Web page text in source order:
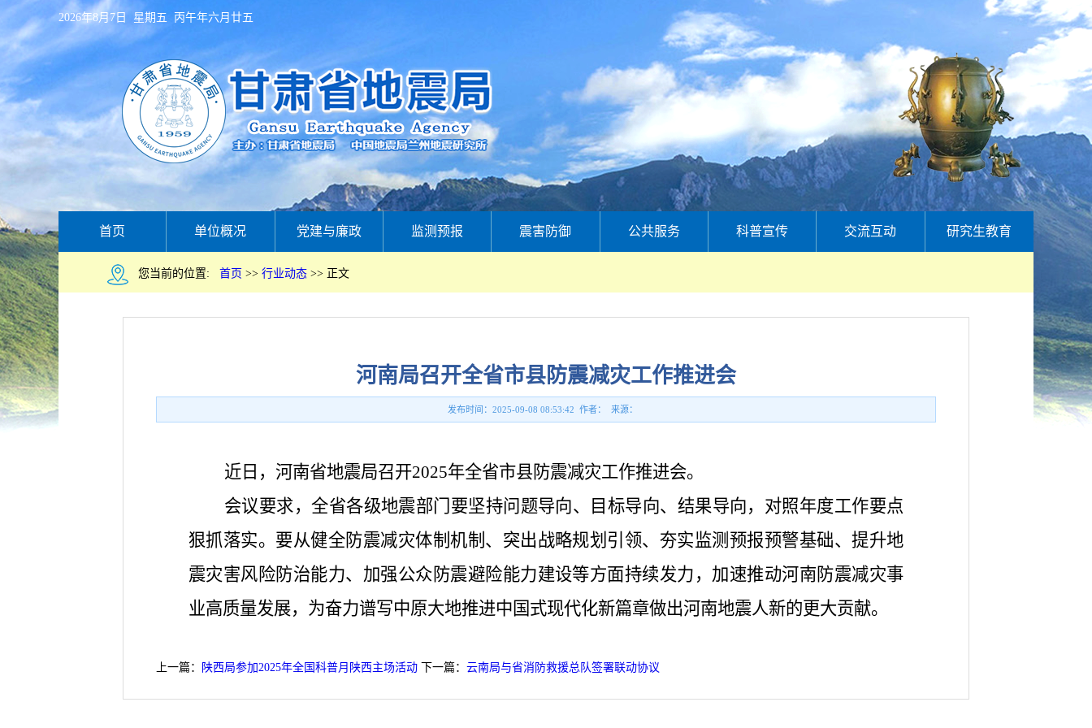
2026年8月7日 星期五 丙午年六月廿五
首页 单位概况 党建与廉政 监测预报 震害防御 公共服务 科普宣传 交流互动 研究生教育
您当前的位置: 首页 >> 行业动态 >> 正文
河南局召开全省市县防震减灾工作推进会
发布时间：2025-09-08 08:53:42 作者： 来源：
近日，河南省地震局召开2025年全省市县防震减灾工作推进会。
会议要求，全省各级地震部门要坚持问题导向、目标导向、结果导向，对照年度工作要点
狠抓落实。要从健全防震减灾体制机制、突出战略规划引领、夯实监测预报预警基础、提升地
震灾害风险防治能力、加强公众防震避险能力建设等方面持续发力，加速推动河南防震减灾事
业高质量发展，为奋力谱写中原大地推进中国式现代化新篇章做出河南地震人新的更大贡献。
上一篇： 陕西局参加2025年全国科普月陕西主场活动 下一篇： 云南局与省消防救援总队签署联动协议